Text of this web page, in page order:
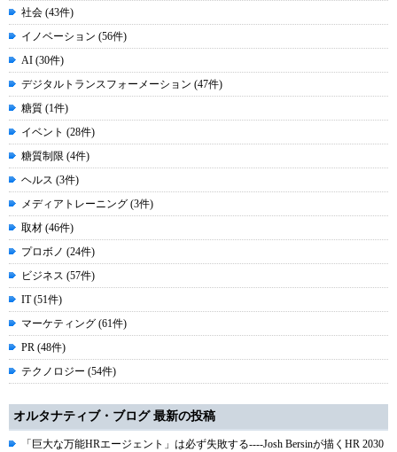
社会 (43件)
イノベーション (56件)
AI (30件)
デジタルトランスフォーメーション (47件)
糖質 (1件)
イベント (28件)
糖質制限 (4件)
ヘルス (3件)
メディアトレーニング (3件)
取材 (46件)
プロボノ (24件)
ビジネス (57件)
IT (51件)
マーケティング (61件)
PR (48件)
テクノロジー (54件)
オルタナティブ・ブログ 最新の投稿
「巨大な万能HRエージェント」は必ず失敗する----Josh Bersinが描くHR 2030